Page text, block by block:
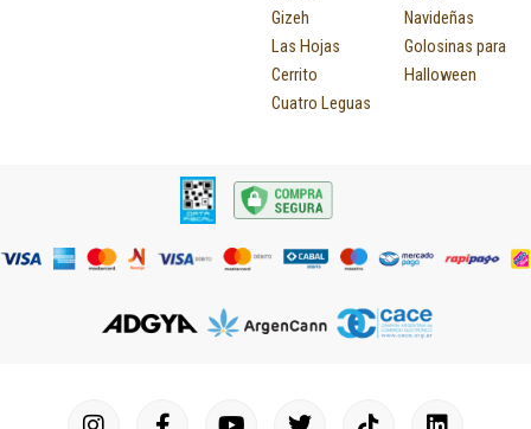
Gizeh
Las Hojas
Cerrito
Cuatro Leguas
Navideñas
Golosinas para
Halloween
I
F
Y
T
I
L